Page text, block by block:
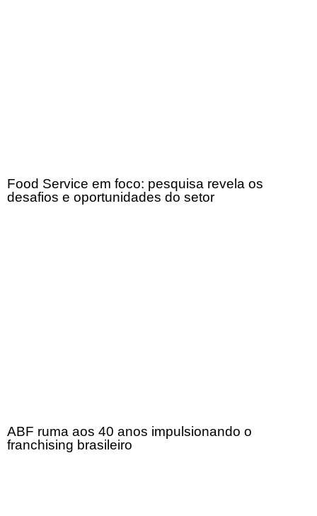
Food Service em foco: pesquisa revela os
desafios e oportunidades do setor
ABF ruma aos 40 anos impulsionando o
franchising brasileiro